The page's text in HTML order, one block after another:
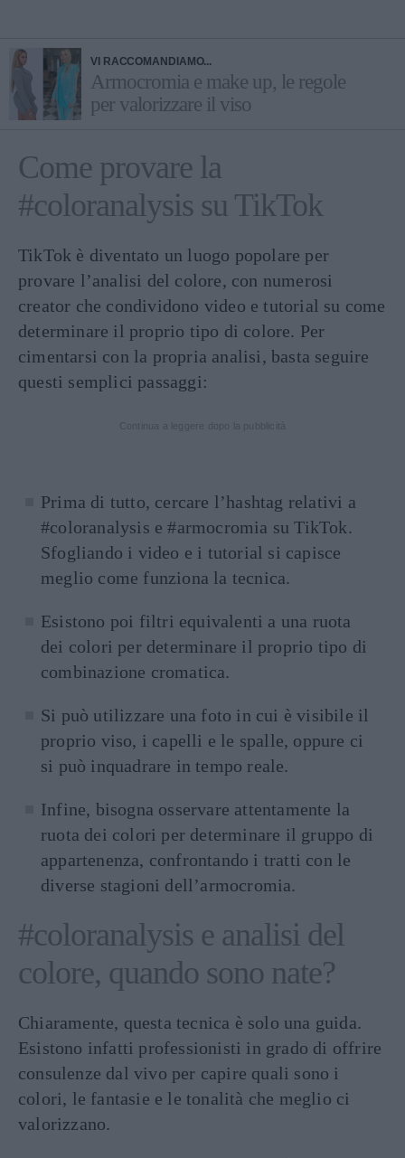
VI RACCOMANDIAMO...
Armocromia e make up, le regole
per valorizzare il viso
Come provare la
#coloranalysis su TikTok
TikTok è diventato un luogo popolare per
provare l’analisi del colore, con numerosi
creator che condividono video e tutorial su come
determinare il proprio tipo di colore. Per
cimentarsi con la propria analisi, basta seguire
questi semplici passaggi:
Prima di tutto, cercare l’hashtag relativi a
#coloranalysis e #armocromia su TikTok.
Sfogliando i video e i tutorial si capisce
meglio come funziona la tecnica.
Esistono poi filtri equivalenti a una ruota
dei colori per determinare il proprio tipo di
combinazione cromatica.
Si può utilizzare una foto in cui è visibile il
proprio viso, i capelli e le spalle, oppure ci
si può inquadrare in tempo reale.
Infine, bisogna osservare attentamente la
ruota dei colori per determinare il gruppo di
appartenenza, confrontando i tratti con le
diverse stagioni dell’armocromia.
#coloranalysis e analisi del
colore, quando sono nate?
Chiaramente, questa tecnica è solo una guida.
Esistono infatti professionisti in grado di offrire
consulenze dal vivo per capire quali sono i
colori, le fantasie e le tonalità che meglio ci
valorizzano.